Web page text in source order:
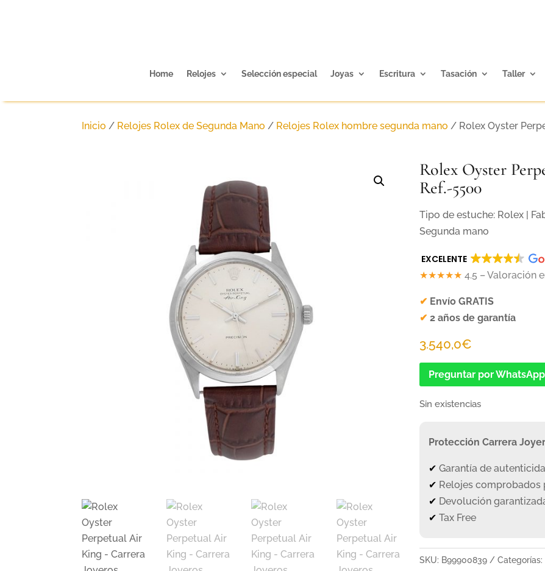
Home Relojes Selección especial Joyas Escritura Tasación Taller
Inicio / Relojes Rolex de Segunda Mano / Relojes Rolex hombre segunda mano / Rolex Oyster
Rolex Oyster
Ref.-5500
Tipo de estuche: Rolex |
Segunda mano
EXCELENTE
★★★★★ 4.5 – Valoración
✔ Envío GRATIS
✔2 años de garantía
3.540,0€
Preguntar por WhatsApp
Sin existencias
Protección Carrera
✔Garantía de
✔ Relojes comprobados
✔ Devolución
✔Tax Free
SKU: B99900839 Categorías: